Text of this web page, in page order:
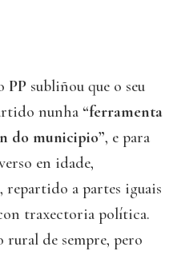
PP subliñou que o seu
nunha “ferramenta
do municipio”, e para
en idade,
repartido a partes iguais
traxectoria política.
rural de sempre, pero